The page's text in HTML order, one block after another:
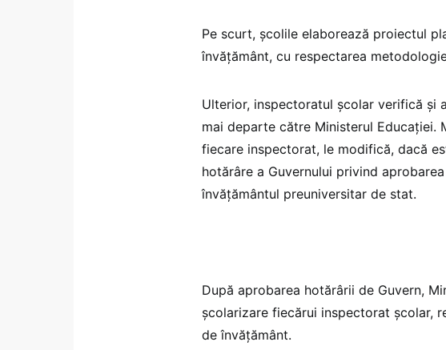
Pe scurt, școlile elaborează proiectul
învățământ, cu respectarea
Ulterior, inspectoratul școlar verifică și
mai departe către Ministerul Educației.
fiecare inspectorat, le modifică, dacă
hotărâre a Guvernului privind
învățământul preuniversitar de stat.
După aprobarea hotărârii de Guvern,
școlarizare fiecărui inspectorat școlar,
de învățământ.